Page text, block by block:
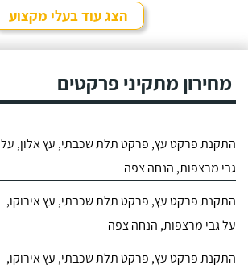
הצג עוד בעלי מקצוע
מחירון מתקיני פרקטים
התקנת פרקט עץ, פרקט תלת שכבתי, עץ אלון, על
גבי מרצפות, הנחה צפה
התקנת פרקט עץ, פרקט תלת שכבתי, עץ אירוקו,
על גבי מרצפות, הנחה צפה
התקנת פרקט עץ, פרקט תלת שכבתי, עץ אירוקו,